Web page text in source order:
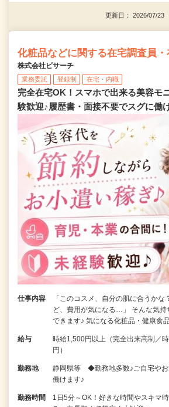
更新日： 2026/07/
化粧品などに関する在宅調査員
株式会社ビサーチ
業務委託 登録制 在宅・内職
完全在宅OK！スマホで出来る美容モ
験歓迎♪履歴書・面接不要でスグに働
仕事内容
「このコスメ、自分の肌に合うかな
ど、費用が気になる…」 そんな気持
できます♪ 気になる化粧品・健康食
給与
時給1,500円以上（完全出来高制／
円）
勤務地
静岡県等 ◆勤務地多数♪ご自宅やお
働けます♪
勤務時間
1日5分～OK！好きな時間やスキマ